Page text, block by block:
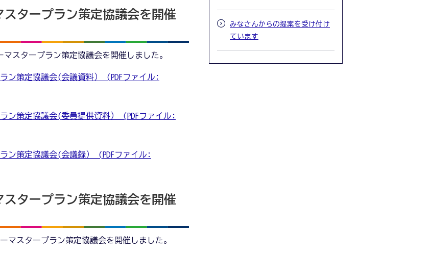
タープラン策定協議会を開催
スタープラン策定協議会を開催しました。
ン策定協議会(会議資料） (PDFファイル:
ン策定協議会(委員提供資料） (PDFファイル:
ン策定協議会(会議録） (PDFファイル:
タープラン策定協議会を開催
マスタープラン策定協議会を開催しました。
みなさんからの提案を受け付け
ています